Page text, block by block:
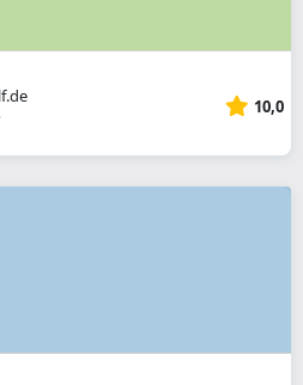
10,0